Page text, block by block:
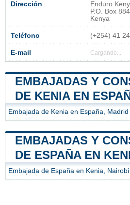
Dirección
Enduro
P.O. Box
Kenya
Teléfono (+254) 41
E-mail Cargando...
EMBAJADAS Y
DE KENIA EN
Embajada de Kenia en España, Madrid
EMBAJADAS Y
DE ESPAÑA EN
Embajada de España en Kenia, Nairobi